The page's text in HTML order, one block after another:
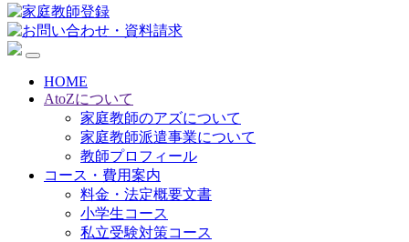
HOME
AtoZについて
家庭教師のアズについて
家庭教師派遣事業について
教師プロフィール
コース・費用案内
料金・法定概要文書
小学生コース
私立受験対策コース